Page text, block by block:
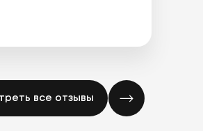
все отзывы